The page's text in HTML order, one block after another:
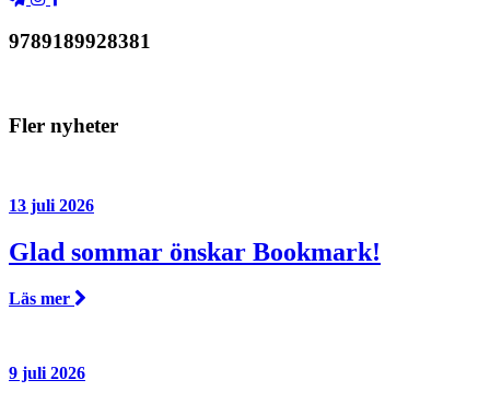
9789189928381
Fler nyheter
13 juli 2026
Glad sommar önskar Bookmark!
Läs mer
9 juli 2026